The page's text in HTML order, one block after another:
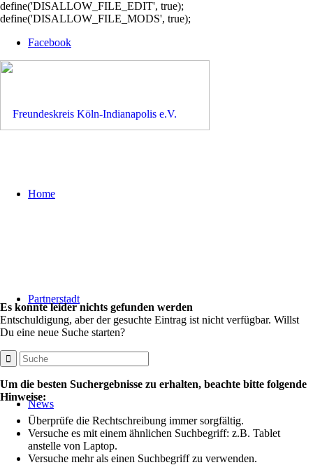
define('DISALLOW_FILE_EDIT', true);
define('DISALLOW_FILE_MODS', true);
Facebook
Home
Partnerstadt
News
Es konnte leider nichts gefunden werden
Entschuldigung, aber der gesuchte Eintrag ist nicht verfügbar. Willst
Du eine neue Suche starten?
Um die besten Suchergebnisse zu erhalten, beachte bitte folgende
Hinweise:
Überprüfe die Rechtschreibung immer sorgfältig.
Versuche es mit einem ähnlichen Suchbegriff: z.B. Tablet
anstelle von Laptop.
Versuche mehr als einen Suchbegriff zu verwenden.